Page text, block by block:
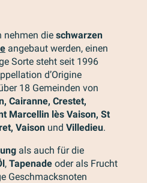
nehmen die schwarzen
angebaut werden, einen
Sorte steht seit 1996
d’Origine
18 Gemeinden von
Cairanne, Crestet,
Marcellin lès Vaison, St
Vaison und Villedieu.
als auch für die
, Tapenade oder als Frucht
Geschmacksnoten